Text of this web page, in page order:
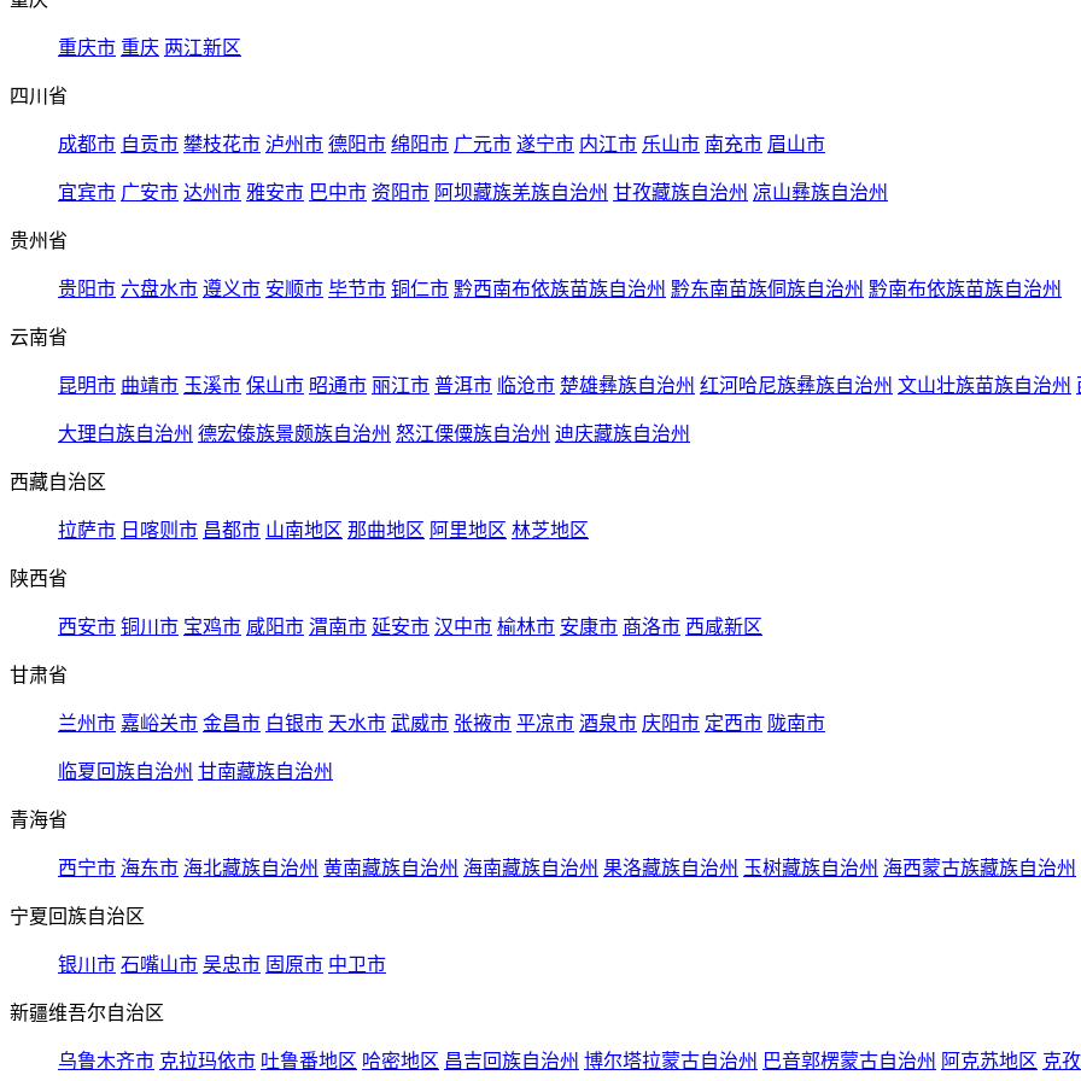
重庆市 重庆 两江新区
四川省
成都市 自贡市 攀枝花市 泸州市 德阳市 绵阳市 广元市 遂宁市 内江市 乐山市 南充市 眉山市
宜宾市 广安市 达州市 雅安市 巴中市 资阳市 阿坝藏族羌族自治州 甘孜藏族自治州 凉山彝族自治州
贵州省
贵阳市 六盘水市 遵义市 安顺市 毕节市 铜仁市 黔西南布依族苗族自治州 黔东南苗族侗族自治州 黔南布依族苗族自治州
云南省
昆明市 曲靖市 玉溪市 保山市 昭通市 丽江市 普洱市 临沧市 楚雄彝族自治州 红河哈尼族彝族自治州 文山壮族苗族自治州
大理白族自治州 德宏傣族景颇族自治州 怒江傈僳族自治州 迪庆藏族自治州
西藏自治区
拉萨市 日喀则市 昌都市 山南地区 那曲地区 阿里地区 林芝地区
陕西省
西安市 铜川市 宝鸡市 咸阳市 渭南市 延安市 汉中市 榆林市 安康市 商洛市 西咸新区
甘肃省
兰州市 嘉峪关市 金昌市 白银市 天水市 武威市 张掖市 平凉市 酒泉市 庆阳市 定西市 陇南市
临夏回族自治州 甘南藏族自治州
青海省
西宁市 海东市 海北藏族自治州 黄南藏族自治州 海南藏族自治州 果洛藏族自治州 玉树藏族自治州 海西蒙古族藏族自治州
宁夏回族自治区
银川市 石嘴山市 吴忠市 固原市 中卫市
新疆维吾尔自治区
乌鲁木齐市 克拉玛依市 吐鲁番地区 哈密地区 昌吉回族自治州 博尔塔拉蒙古自治州 巴音郭楞蒙古自治州 阿克苏地区 克